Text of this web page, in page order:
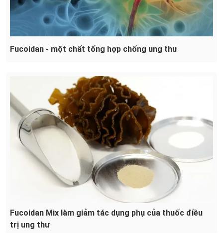
Fucoidan - một chất tổng hợp chống ung thư
Fucoidan Mix làm giảm tác dụng phụ của thuốc điều
trị ung thư